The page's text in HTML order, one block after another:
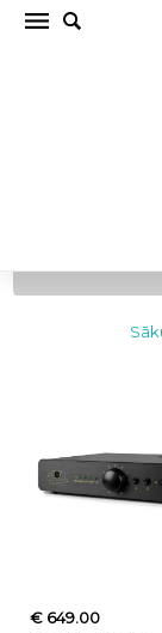
AUSTIŅU
€ 649.00